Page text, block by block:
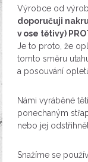
Výrobce od
doporučuji
v ose tětivy)
Je to proto, že
tomto směru
a posouvání
Námi vyráběné
ponechaným
nebo jej
Snažíme se